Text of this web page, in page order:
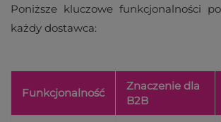
Poniższe kluczowe funkcjonalności
każdy dostawca:
Funkcjonalność
Znaczenie dla
B2B